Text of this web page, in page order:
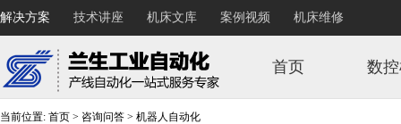
解决方案 技术讲座 机床文库 案例视频 机床维修
首页 数
当前位置: 首页 > 咨询问答 > 机器人自动化